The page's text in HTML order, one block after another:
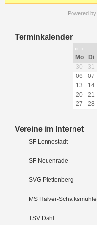
Powered by
Terminkalender
« ‹
Mo
Di
30
31
06
07
13
14
20
21
27
28
Vereine im Internet
SF Lennestadt
SF Neuenrade
SVG Plettenberg
MS Halver-Schalksmühle
TSV Dahl